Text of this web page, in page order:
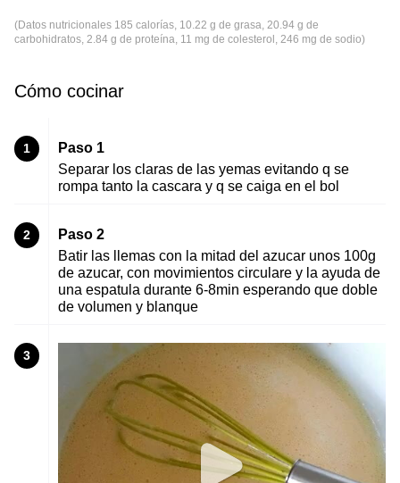
(Datos nutricionales 185 calorías, 10.22 g de grasa, 20.94 g de
carbohidratos, 2.84 g de proteína, 11 mg de colesterol, 246 mg de sodio)
Cómo cocinar
1
Paso 1
Separar los claras de las yemas evitando q se
rompa tanto la cascara y q se caiga en el bol
2
Paso 2
Batir las llemas con la mitad del azucar unos 100g
de azucar, con movimientos circulare y la ayuda de
una espatula durante 6-8min esperando que doble
de volumen y blanque
3